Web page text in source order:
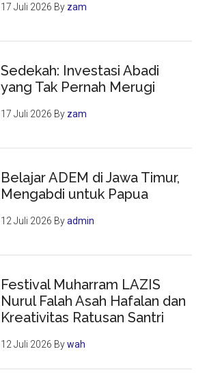
17 Juli 2026 By zam
Sedekah: Investasi Abadi
yang Tak Pernah Merugi
17 Juli 2026 By zam
Belajar ADEM di Jawa Timur,
Mengabdi untuk Papua
12 Juli 2026 Byadmin
Festival Muharram LAZIS
Nurul Falah Asah Hafalan dan
Kreativitas Ratusan Santri
12 Juli 2026 Bywah